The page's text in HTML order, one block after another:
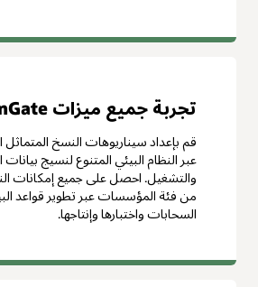
تجربة جميع ميزات GoldenGate
قم بإعداد سيناريوهات النسخ المتماثل
عبر النظام البيئي المتنوع لنسيج بيانات
والتشغيل. احصل على جميع إمكانات
من فئة المؤسسات عبر تطوير قواعد
السحابات واختبارها وإنتاجها.